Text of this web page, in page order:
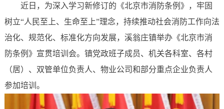
近日，为深入学习新修订的《北京市消防条例》，牢固
树立“人民至上、生命至上”理念，持续推动社会消防工作向法
治化、规范化、标准化方向发展，溪翁庄镇举办《北京市消
防条例》宣贯培训会。镇党政班子成员、机关各科室、各村
（居）、双管单位负责人、物业公司和部分重点企业负责人
参加培训。